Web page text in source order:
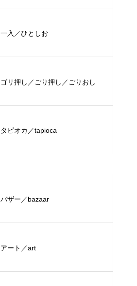
一入／ひとしお
ゴリ押し／ごり押し／ごりおし
タピオカ／tapioca
バザー／bazaar
アート／art